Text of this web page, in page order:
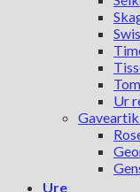
Ur
Ure